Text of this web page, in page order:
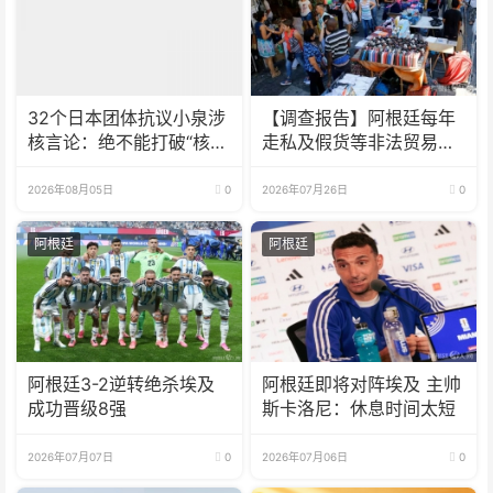
32个日本团体抗议小泉涉
核言论：绝不能打破“核武
2026年08月05日 0
【调查报告】阿根廷每年
走私及假货等非法贸易达
2026年07月26日 0
阿根廷
阿根廷3-2逆转绝杀埃及
成功晋级8强
2026年07月07日 0
阿根廷
阿根廷即将对阵埃及 主帅
斯卡洛尼：休息时间太短
2026年07月06日 0